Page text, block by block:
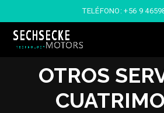
TELÉFONO:+56 9
OTROS